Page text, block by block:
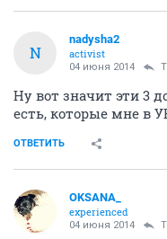
N
nadysha2
activist
04 июня 2014
Ну вот значит эти 3
есть, которые мне в
ОТВЕТИТЬ
OKSANA_
experienced
04 июня 2014